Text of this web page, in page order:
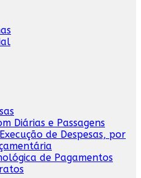
Diárias e Passagens
de Despesas, por
de Pagamentos